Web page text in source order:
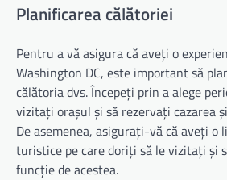
Planificarea călătoriei
Pentru a vă asigura că aveți o
Washington DC, este important să
călătoria dvs. Începeți prin a alege
vizitați orașul și să rezervați cazarea
De asemenea, asigurați-vă că aveți o
turistice pe care doriți să le vizitați și
funcție de acestea.